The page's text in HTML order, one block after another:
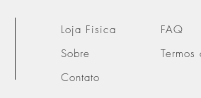
Loja Fisica
Sobre
Contato
FAQ